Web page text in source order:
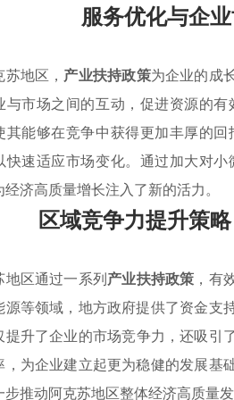
服务优化与企
地区， 产业扶持政策为企业的成
与市场之间的互动，促进资源的
其能够在竞争中获得更加丰厚的
快速适应市场变化。通过加大对
济高质量增长注入了新的活力。
区域竞争力提升策
地区通过一系列产业扶持政策 ，有
源等领域，地方政府提供了资金支
提升了企业的市场竞争力，还吸引
，为企业建立起更为稳健的发展基
推动阿克苏地区整体经济高质量发